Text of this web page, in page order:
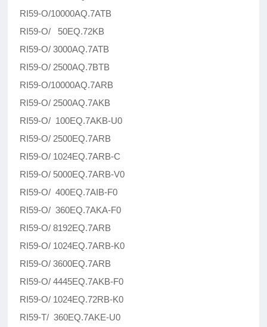
RI59-O/10000AQ.7ATB
RI59-O/ 50EQ.72KB
RI59-O/ 3000AQ.7ATB
RI59-O/ 2500AQ.7BTB
RI59-O/10000AQ.7ARB
RI59-O/ 2500AQ.7AKB
RI59-O/ 100EQ.7AKB-U0
RI59-O/ 2500EQ.7ARB
RI59-O/ 1024EQ.7ARB-C
RI59-O/ 5000EQ.7ARB-V0
RI59-O/ 400EQ.7AIB-F0
RI59-O/ 360EQ.7AKA-F0
RI59-O/ 8192EQ.7ARB
RI59-O/ 1024EQ.7ARB-K0
RI59-O/ 3600EQ.7ARB
RI59-O/ 4445EQ.7AKB-F0
RI59-O/ 1024EQ.72RB-K0
RI59-T/ 360EQ.7AKE-U0